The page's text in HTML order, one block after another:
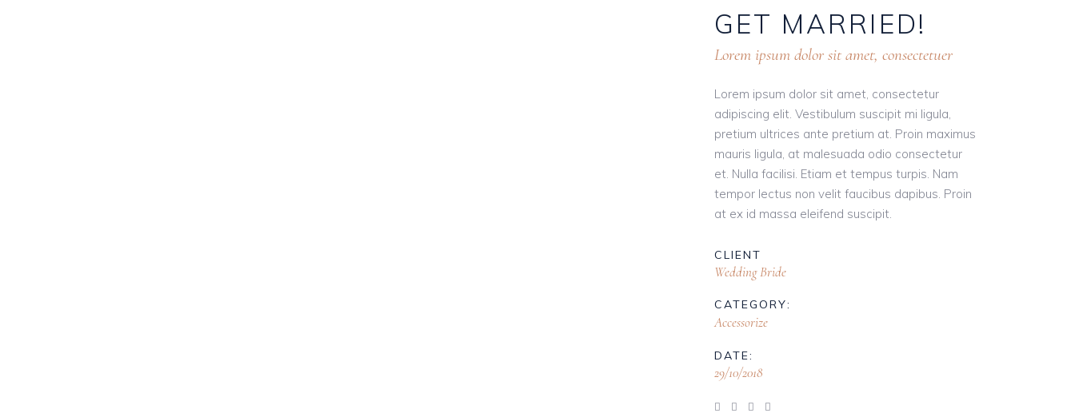
GET MARRIED!
Lorem ipsum dolor sit amet, consectetuer
Lorem ipsum dolor sit amet, consectetur
adipiscing elit. Vestibulum suscipit mi ligula,
pretium ultrices ante pretium at. Proin maximus
mauris ligula, at malesuada odio consectetur
et. Nulla facilisi. Etiam et tempus turpis. Nam
tempor lectus non velit faucibus dapibus. Proin
at ex id massa eleifend suscipit.
CLIENT
Wedding Bride
CATEGORY:
Accessorize
DATE:
29/10/2018